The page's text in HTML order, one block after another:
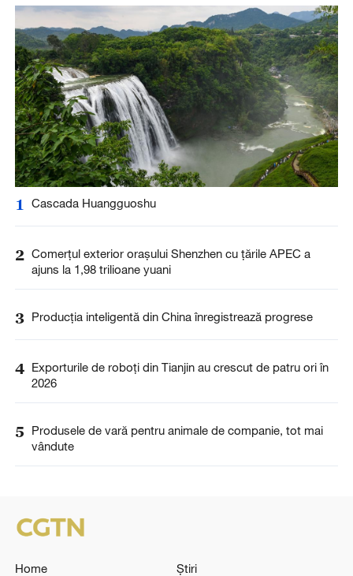
1 Cascada Huangguoshu
2 Comerțul exterior orașului Shenzhen cu țările APEC a
ajuns la 1,98 trilioane yuani
3 Producția inteligentă din China înregistrează progrese
4 Exporturile de roboți din Tianjin au crescut de patru ori în
2026
5
Produsele de vară pentru animale de companie, tot mai
vândute
Home
Știri